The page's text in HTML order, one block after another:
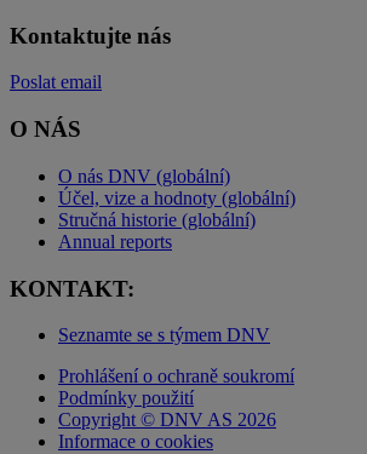
Kontaktujte nás
Poslat email
O NÁS
O nás DNV (globální)
Účel, vize a hodnoty (globální)
Stručná historie (globální)
Annual reports
KONTAKT:
Seznamte se s týmem DNV
Prohlášení o ochraně soukromí
Podmínky použití
Copyright © DNV AS 2026
Informace o cookies